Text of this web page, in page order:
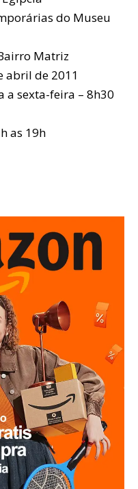
do Museu
Matriz
abril de 2011
a sexta-feira – 8h30
as 19h